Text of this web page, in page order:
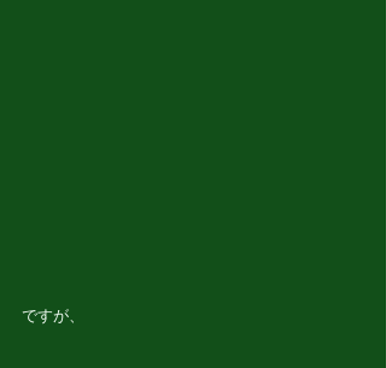
ですが、